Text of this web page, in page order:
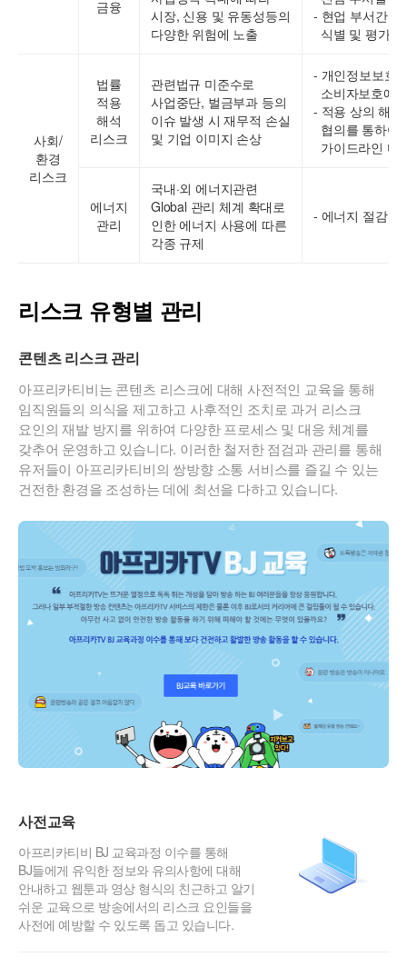
금융
시장, 신용 및 유동성등의
다양한 위험에 노출
- 현업 부서간
식별 및 평가
사회/
환경
리스크
법률
적용
해석
리스크
관련법규 미준수로
사업중단, 벌금부과 등의
이슈 발생 시 재무적 손실
및 기업 이미지 손상
- 개인정보보호
소비자보호에
- 적용 상의 해
협의를 통하여
가이드라인 마
에너지
관리
국내·외 에너지관련
Global 관리 체계 확대로
인한 에너지 사용에 따른
각종 규제
- 에너지 절감
리스크 유형별 관리
콘텐츠 리스크 관리
아프리카티비는 콘텐츠 리스크에 대해 사전적인 교육을 통해
임직원들의 의식을 제고하고 사후적인 조치로 과거 리스크
요인의 재발 방지를 위하여 다양한 프로세스 및 대응 체계를
갖추어 운영하고 있습니다. 이러한 철저한 점검과 관리를 통해
유저들이 아프리카티비의 쌍방향 소통 서비스를 즐길 수 있는
건전한 환경을 조성하는 데에 최선을 다하고 있습니다.
사전교육
아프리카티비 BJ 교육과정 이수를 통해
BJ들에게 유익한 정보와 유의사항에 대해
안내하고 웹툰과 영상 형식의 친근하고 알기
쉬운 교육으로 방송에서의 리스크 요인들을
사전에 예방할 수 있도록 돕고 있습니다.